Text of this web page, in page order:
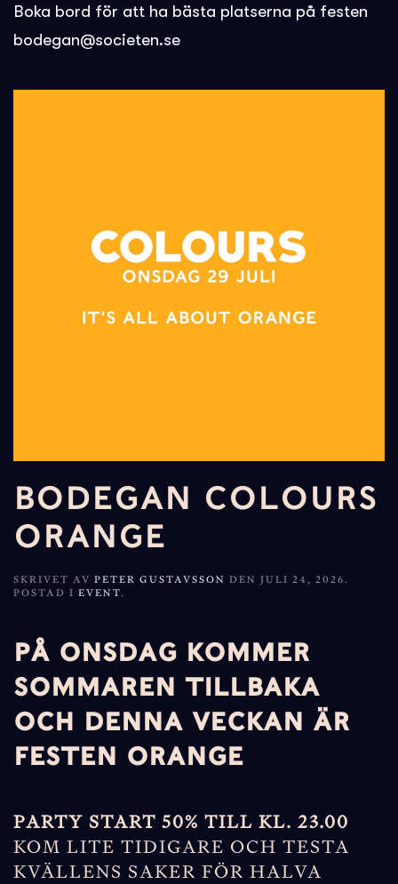
Boka bord för att ha bästa platserna på festen
bodegan@societen.se
BODEGAN COLOURS
ORANGE
SKRIVET AV PETER GUSTAVSSON DEN JULI 24, 2026 .
POSTAD I EVENT.
PÅ ONSDAG KOMMER
SOMMAREN TILLBAKA
OCH DENNA VECKAN ÄR
FESTEN ORANGE
PARTY START 50% TILL KL. 23.00
KOM LITE TIDIGARE OCH TESTA
KVÄLLENS SAKER FÖR HALVA